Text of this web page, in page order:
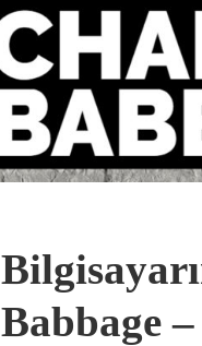
Babbage